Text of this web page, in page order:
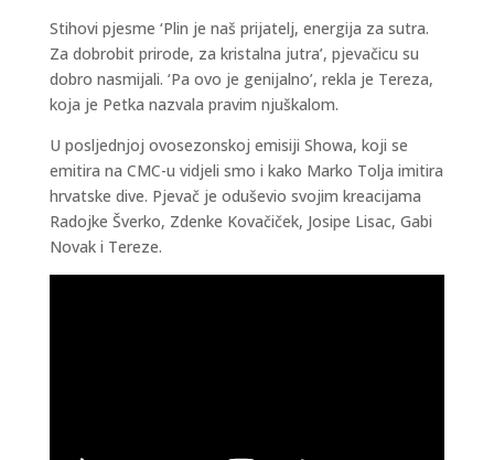
Stihovi pjesme ‘Plin je naš prijatelj, energija za sutra.
Za dobrobit prirode, za kristalna jutra’, pjevačicu su
dobro nasmijali. ‘Pa ovo je genijalno’, rekla je Tereza,
koja je Petka nazvala pravim njuškalom.
U posljednjoj ovosezonskoj emisiji Showa, koji se
emitira na CMC-u vidjeli smo i kako Marko Tolja imitira
hrvatske dive. Pjevač je oduševio svojim kreacijama
Radojke Šverko, Zdenke Kovačiček, Josipe Lisac, Gabi
Novak i Tereze.